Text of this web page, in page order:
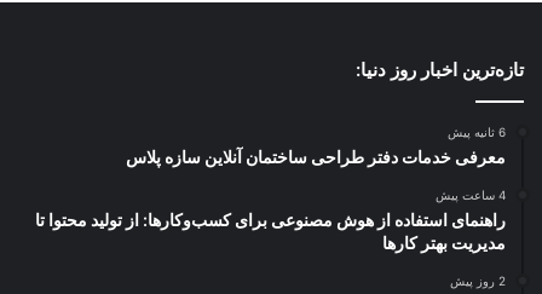
تازه‌ترین اخبار روز دنیا:
6 ثانیه پیش
معرفی خدمات دفتر طراحی ساختمان آنلاین سازه پلاس
4 ساعت پیش
راهنمای استفاده از هوش مصنوعی برای کسب‌وکارها: از تولید محتوا تا
مدیریت بهتر کارها
2 روز پیش